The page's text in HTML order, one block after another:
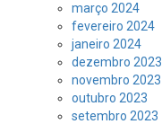
março 2024
fevereiro 2024
janeiro 2024
dezembro 2023
novembro 2023
outubro 2023
setembro 2023